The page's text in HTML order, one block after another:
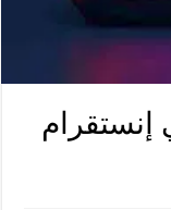
إنستقرام